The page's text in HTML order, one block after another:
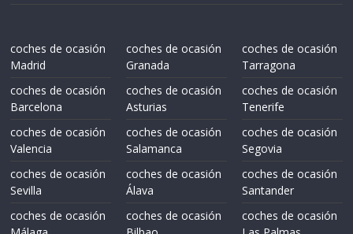
coches de ocasión
Madrid
coches de ocasión
Barcelona
coches de ocasión
Valencia
coches de ocasión
Sevilla
coches de ocasión
coches de ocasión
Granada
coches de ocasión
Asturias
coches de ocasión
Salamanca
coches de ocasión
Álava
coches de ocasión
coches de ocasión
Tarragona
coches de ocasión
Tenerife
coches de ocasión
Segovia
coches de ocasión
Santander
coches de ocasión